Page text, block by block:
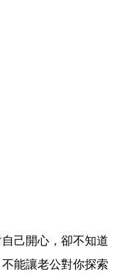
己開心，卻不知道
能讓老公對你探索